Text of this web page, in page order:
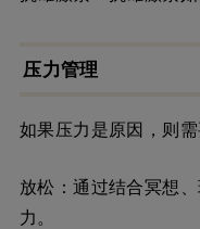
压力管理
如果压力是原因，则需
放松：通过结合冥想
力。